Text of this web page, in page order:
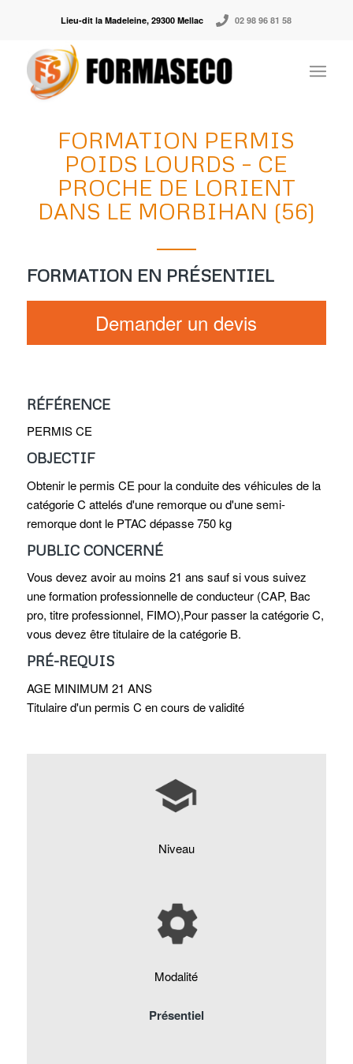
Lieu-dit la Madeleine, 29300 Mellac 02 98 96 81 58
FORMATION PERMIS
POIDS LOURDS – CE
PROCHE DE LORIENT
DANS LE MORBIHAN (56)
FORMATION EN PRÉSENTIEL
Demander un devis
RÉFÉRENCE
PERMIS CE
OBJECTIF
Obtenir le permis CE pour la conduite des véhicules de la
catégorie C attelés d'une remorque ou d'une semi-
remorque dont le PTAC dépasse 750 kg
PUBLIC CONCERNÉ
Vous devez avoir au moins 21 ans sauf si vous suivez
une formation professionnelle de conducteur (CAP, Bac
pro, titre professionnel, FIMO),Pour passer la catégorie C,
vous devez être titulaire de la catégorie B.
PRÉ-REQUIS
AGE MINIMUM 21 ANS
Titulaire d'un permis C en cours de validité
Niveau
Modalité
Présentiel